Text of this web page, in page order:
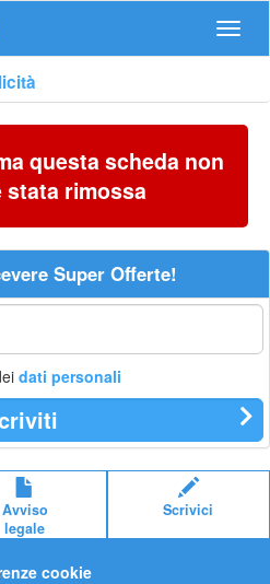
questa scheda non
stata rimossa
Super Offerte!
dati personali
Avviso
legale
Scrivici
cookie